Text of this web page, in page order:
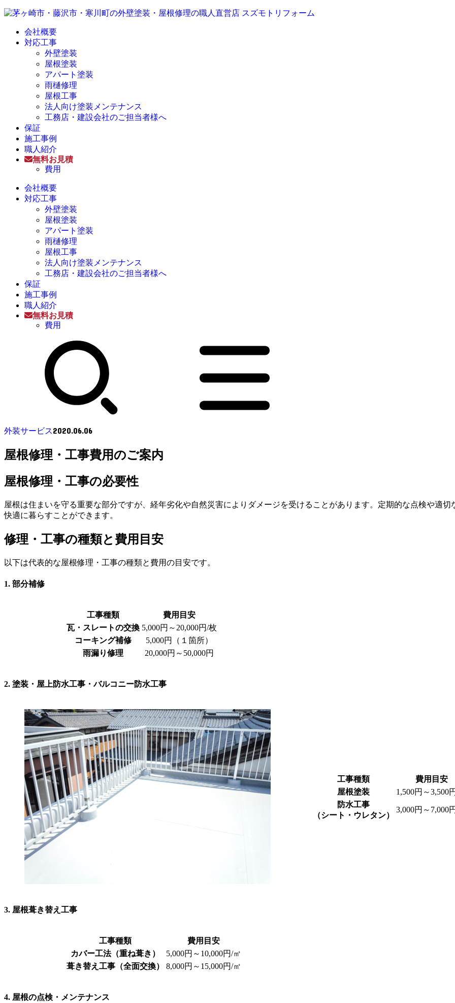
会社概要
対応工事
外壁塗装
屋根塗装
アパート塗装
雨樋修理
屋根工事
法人向け塗装メンテナンス
工務店・建設会社のご担当者様へ
保証
施工事例
職人紹介
無料お見積
費用
会社概要
対応工事
外壁塗装
屋根塗装
アパート塗装
雨樋修理
屋根工事
法人向け塗装メンテナンス
工務店・建設会社のご担当者様へ
保証
施工事例
職人紹介
無料お見積
費用
外装サービス2020.06.06
屋根修理・工事費用のご案内
屋根修理・工事の必要性
屋根は住まいを守る重要な部分ですが、経年劣化や自然災害によりダメージを受けることがあります。定期的な点検や適切
快適に暮らすことができます。
修理・工事の種類と費用目安
以下は代表的な屋根修理・工事の種類と費用の目安です。
1. 部分補修
工事種類
費用目安
瓦・スレートの交換 5,000円～20,000円/枚
コーキング補修
5,000円（１箇所）
雨漏り修理
20,000円～50,000円
2. 塗装・屋上防水工事・バルコニー防水工事
工事種類
費用目安
屋根塗装
1,500円～3,500
防水工事
（シート・ウレタン）
3,000円～7,000
3. 屋根葺き替え工事
工事種類
費用目安
カバー工法（重ね葺き）
5,000円～10,000円/㎡
葺き替え工事（全面交換）
8,000円～15,000円/㎡
4. 屋根の点検・メンテナンス